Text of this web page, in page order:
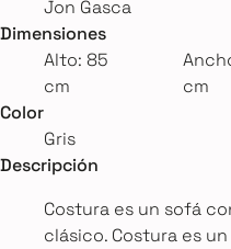
Jon Gasca
Dimensiones
Alto: 85
cm
cm
Color
Gris
Descripción
Costura es un sofá
clásico. Costura es